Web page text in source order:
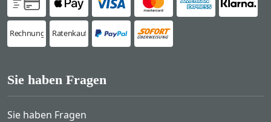
Rechnung Ratenkauf
Sie haben Fragen
Sie haben Fragen